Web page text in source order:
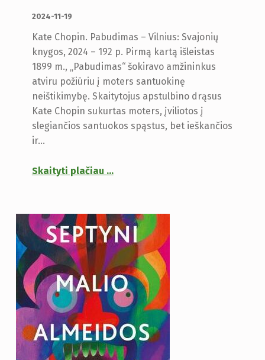
2024-11-19
Kate Chopin. Pabudimas – Vilnius: Svajonių
knygos, 2024 – 192 p. Pirmą kartą išleistas
1899 m., „Pabudimas“ šokiravo amžininkus
atviru požiūriu į moters santuokinę
neištikimybę. Skaitytojus apstulbino drąsus
Kate Chopin sukurtas moters, įviliotos į
slegiančios santuokos spąstus, bet ieškančios
ir…
Skaityti plačiau …